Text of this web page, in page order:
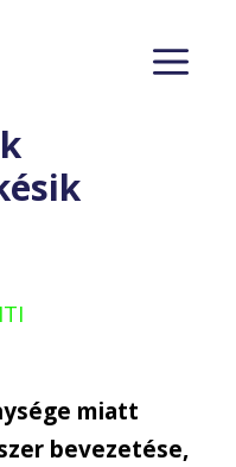
miatt
bevezetése,